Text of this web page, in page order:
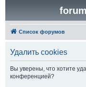
Список форумов
Удалить cookies
Вы уверены, что хотите
конференцией?